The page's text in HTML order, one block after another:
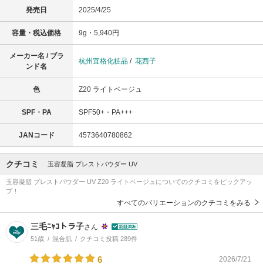
発売日 2025/4/25
容量・税込価格 9g・5,940円
メーカー名 / ブラ
ンド名
杭州宜格化粧品 / 花西子
色 Z20 ライトベージュ
SPF・PA SPF50+・PA+++
JANコード 4573640780862
クチコミ 玉容凝脂 プレストパウダー UV
玉容凝脂 プレストパウダー UV Z20 ライトベージュについてのクチコミをピックアッ
プ！
すべてのバリエーションのクチコミをみる
三毛ﾆｬｺトラ子さん
51歳 混合肌 クチコミ投稿 289件
6 2026/7/21